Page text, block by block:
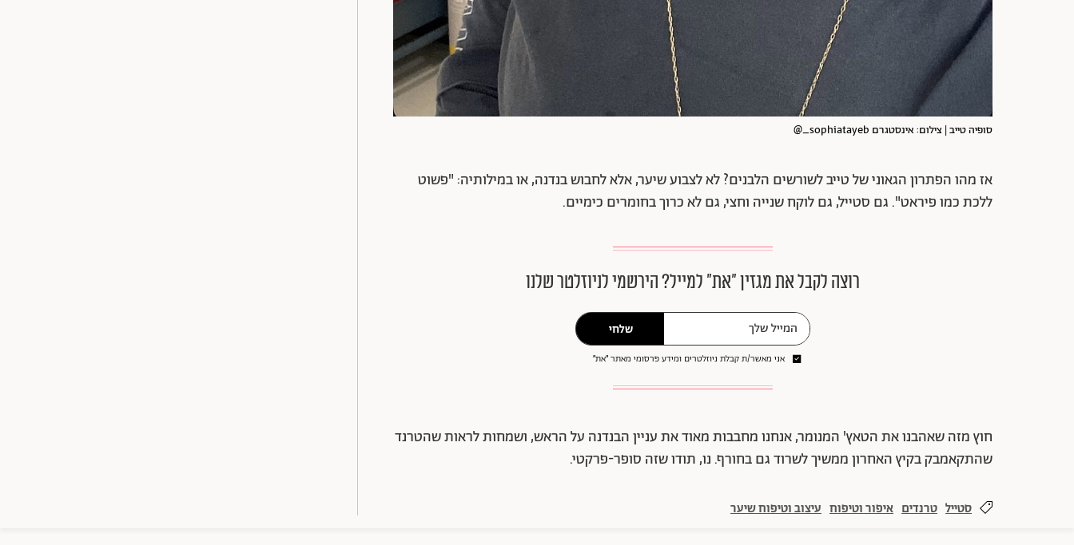
סופיה טייב | צילום: אינסטגרם sophiatayeb_@
אז מהו הפתרון הגאוני של טייב לשורשים הלבנים? לא לצבוע שיער, אלא לחבוש בנדנה, או במילותיה: "פשוט
ללכת כמו פיראט". גם סטייל, גם לוקח שנייה וחצי, גם לא כרוך בחומרים כימיים.
רוצה לקבל את מגזין ״את״ למייל? הירשמי לניוזלטר שלנו
שלחי
אני מאשר/ת קבלת ניוזלטרים ומידע פרסומי מאתר ״את״
חוץ מזה שאהבנו את הטאץ' המנומר, אנחנו מחבבות מאוד את עניין הבנדנה על הראש, ושמחות לראות שהטרנד
שהתקאמבק בקיץ האחרון ממשיך לשרוד גם בחורף. נו, תודו שזה סופר-פרקטי.
סטייל טרנדים איפור וטיפוח עיצוב וטיפוח שיער